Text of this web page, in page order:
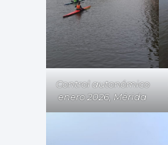
Control autonómico
enero 2026, Mérida